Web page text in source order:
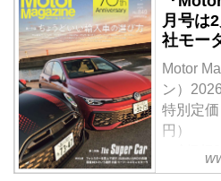
号より
元秀和）
ズが発
バー、ス
ついに「
ートを
レード
で、試乗
りなど
だ。（
月号は
社モー
Motor
ン）
特別定
円）
＜創刊
【第一